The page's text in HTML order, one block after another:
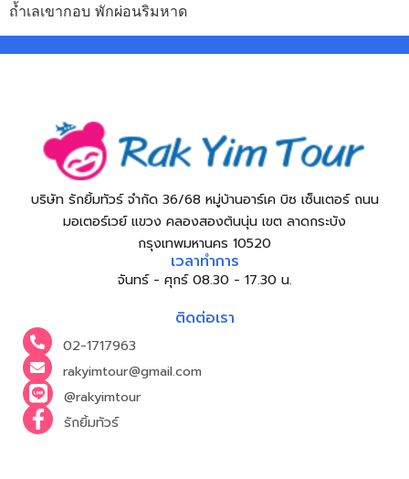
ถ้ำเลเขากอบ พักผ่อนริมหาด
บริษัท รักยิ้มทัวร์ จำกัด 36/68 หมู่บ้านอาร์เค บิซ เซ็นเตอร์ ถนน
มอเตอร์เวย์ แขวง คลองสองต้นนุ่น เขต ลาดกระบัง
กรุงเทพมหานคร 10520
เวลาทำการ
จันทร์ - ศุกร์ 08.30 - 17.30 น.
ติดต่อเรา
02-1717963
rakyimtour@gmail.com
@rakyimtour
รักยิ้มทัวร์